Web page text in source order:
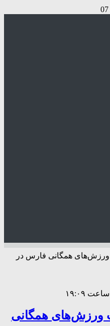
هیات ورزش‌های همگانی فارس در
هیات ورزش‌های همگانی